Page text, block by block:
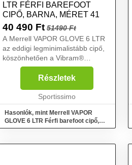
LTR FÉRFI BAREFOOT
CIPŐ, BARNA, MÉRET 41
40 490 Ft 51490 Ft
A Merrell VAPOR GLOVE 6 LTR
az eddigi legminimalistább cipő,
köszönhetően a Vibram®
EcoStep talpnak, amely
tökéletesen illeszkedik a lábhoz
és így fokozza a tapadást és a
tartósságot, a minőségi bőr f...
Részletek
Sportissimo
Hasonlók, mint Merrell VAPOR
GLOVE 6 LTR Férfi barefoot cipő,
barna, méret 41